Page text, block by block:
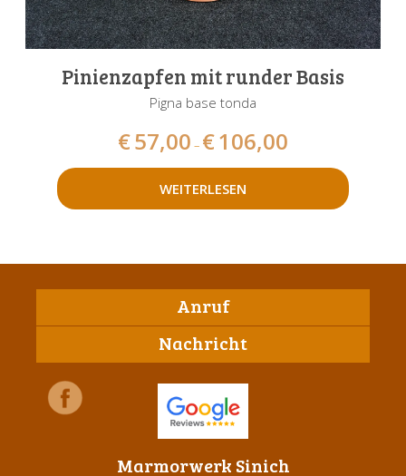
Pinienzapfen mit runder Basis
Pigna base tonda
€57,00 – €106,00
WEITERLESEN
Anruf
Nachricht
Marmorwerk Sinich